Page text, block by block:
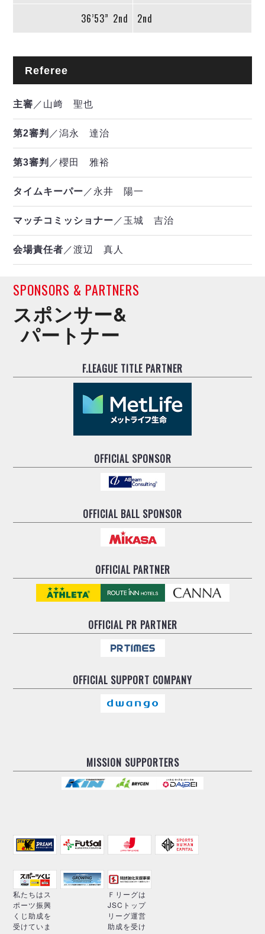
36’53” 2nd 2nd
Referee
主審 ／山﨑 聖也
第2審判 ／潟永 達治
第3審判 ／櫻田 雅裕
タイムキーパー ／永井 陽一
マッチコミッショナー ／玉城 吉治
会場責任者 ／渡辺 真人
SPONSORS & PARTNERS
スポンサー&
パートナー
F.LEAGUE TITLE PARTNER
OFFICIAL SPONSOR
OFFICIAL BALL SPONSOR
OFFICIAL PARTNER
OFFICIALPR PARTNER
OFFICIAL SUPPORT COMPANY
MISSION SUPPORTERS
私たちはス
ポーツ振興
くじ助成を
受けていま
Ｆリーグは
JSCトップ
リーグ運営
助成を受け